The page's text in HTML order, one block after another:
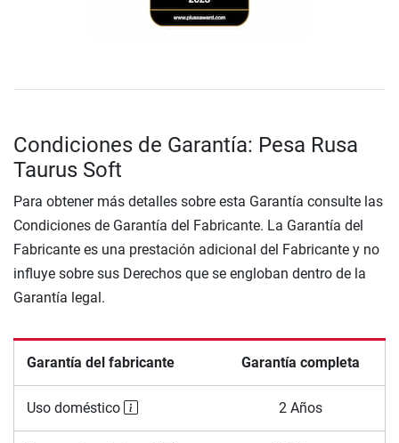
Condiciones de Garantía: Pesa Rusa
Taurus Soft
Para obtener más detalles sobre esta Garantía consulte las
Condiciones de Garantía del Fabricante. La Garantía del
Fabricante es una prestación adicional del Fabricante y no
influye sobre sus Derechos que se engloban dentro de la
Garantía legal.
Garantía del fabricante Garantía completa
Uso doméstico 2 Años